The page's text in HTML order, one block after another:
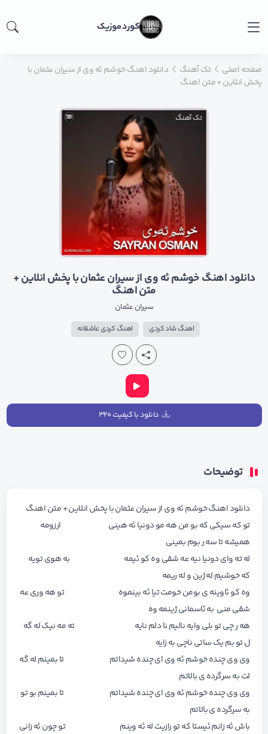
کورد موزیک
صفحه اصلی تک آهنگ
دانلود اهنگ خوشم ئه وی از سیران عثمان با
پخش انلاین + متن اهنگ
تک آهنگ
دانلود اهنگ خوشم ئه وی از سیران عثمان با پخش انلاین +
متن اهنگ
سیران عثمان
اهنگ شاد کردی اهنگ کردی عاشقانه
دانلود با کیفیت ۳۲۰
توضیحات
دانلود اهنگ خوشم ئه وی از سیران عثمان با پخش انلاین + متن اهنگ
تو که سیکی که بو من هه مو دونیا ئه هینی ارزومه
همیشه تا سه ر بوم بمینی
له ته وای دونیا نیه عه شقی وه کو ئیمه به هوی تویه
که خوشیم له ژین و له ریمه
وه کو ئاوینه ی بومن خومت تیا ئه بینموه تو هه وری عه
شقی منی به ئاسمانی ژینمه وه
هه ر چی تو بلی وایه نالیم نا دلم نایه ته مه نیک له گه
ل تو بم یک ساتی ناچی به زایه
وی وی چنده خوشم ئه وی ای چنده شیداتم تا بمینم له گه
لت به سرگرده ی بالاتم
وی وی چنده خوشم ئه وی ای چنده شیداتم تا بمینم بو تو
به سرگرده ی بالاتم
باش ئه زانم ئیستا که تو رازیت له ئه وینم تو چون ئه زانی